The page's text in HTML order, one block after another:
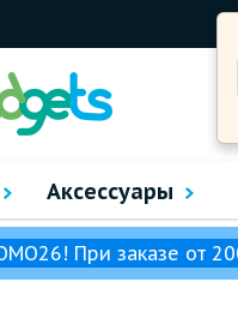
Аксессуары
При заказе от